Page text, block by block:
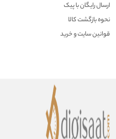
ارسال رایگان با پیک
نحوه بازگشت کالا
قوانین سایت و خرید